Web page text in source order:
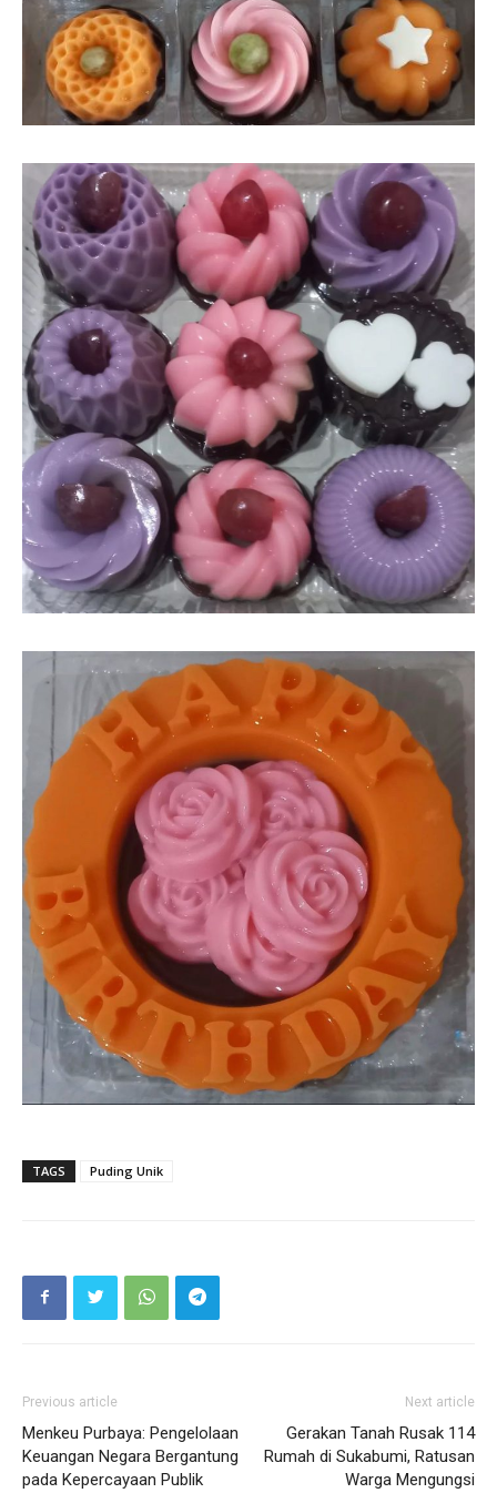
TAGS Puding Unik
Previous article
Menkeu Purbaya: Pengelolaan
Keuangan Negara Bergantung
pada Kepercayaan Publik
Next article
Gerakan Tanah Rusak 114
Rumah di Sukabumi, Ratusan
Warga Mengungsi